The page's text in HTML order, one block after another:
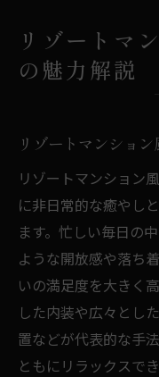
リゾートマ
の魅力解説
リゾートマンショ
リゾートマンション
に非日常的な癒やし
ます。忙しい毎日の
ような開放感や落ち
いの満足度を大きく
した内装や広々とし
置などが代表的な手
ともにリラックスで